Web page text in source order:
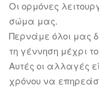
Οι ορμόνες
σώμα μας.
Περνάμε όλοι μας
τη γέννηση μέχρι
Αυτές οι αλλαγές
χρόνου να